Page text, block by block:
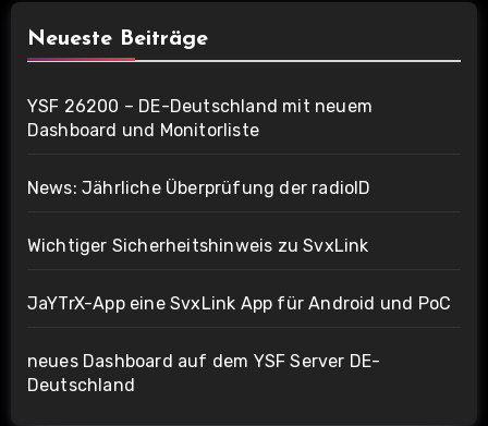
Neueste Beiträge
YSF 26200 – DE-Deutschland mit neuem
Dashboard und Monitorliste
News: Jährliche Überprüfung der radioID
Wichtiger Sicherheitshinweis zu SvxLink
JaYTrX-App eine SvxLink App für Android und PoC
neues Dashboard auf dem YSF Server DE-
Deutschland